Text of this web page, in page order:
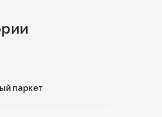
паркет